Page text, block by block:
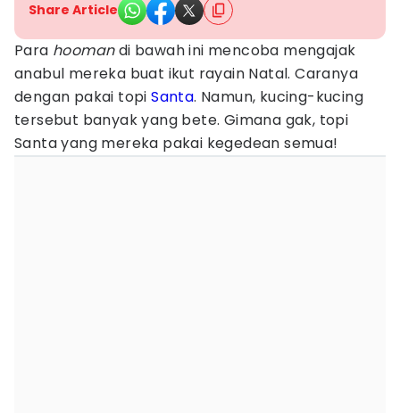
Share Article
Para hoomandi bawah ini mencoba mengajak
anabul mereka buat ikut rayain Natal. Caranya
dengan pakai topiSanta. Namun, kucing-kucing
tersebut banyak yang bete. Gimana gak, topi
Santa yang mereka pakai kegedean semua!